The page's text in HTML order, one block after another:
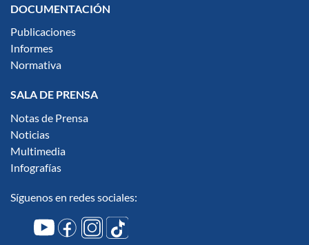
DOCUMENTACIÓN
Publicaciones
Informes
Normativa
SALA DE PRENSA
Notas de Prensa
Noticias
Multimedia
Infografías
Síguenos en redes sociales: